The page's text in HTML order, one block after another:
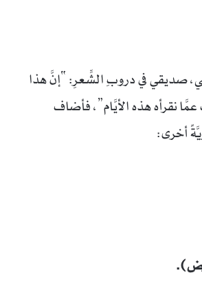
صديقي في دروبِ الشِّعرِ: “إنَّ هذا
نقرأه هذه الأيَّام”، فأضاف
أخرى: